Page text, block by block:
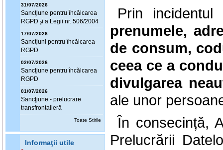
31/07/2026
Sancţiune pentru încălcarea
RGPD şi a Legii nr. 506/2004
17/07/2026
Sancţiuni pentru încălcarea
RGPD
02/07/2026
Sancţiune pentru încălcarea
RGPD
01/07/2026
Sancţiune - prelucrare
transfrontalieră
Toate Stirile
Informaţii utile
Prin
prenumele,
de consum,
ceea ce a
divulgarea
ale unor
În consecință,
Prelucrării